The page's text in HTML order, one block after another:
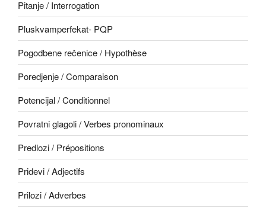
Pitanje / Interrogation
Pluskvamperfekat- PQP
Pogodbene rečenice / Hypothèse
Poredjenje / Comparaison
Potencijal / Conditionnel
Povratni glagoli / Verbes pronominaux
Predlozi / Prépositions
Pridevi / Adjectifs
Prilozi / Adverbes